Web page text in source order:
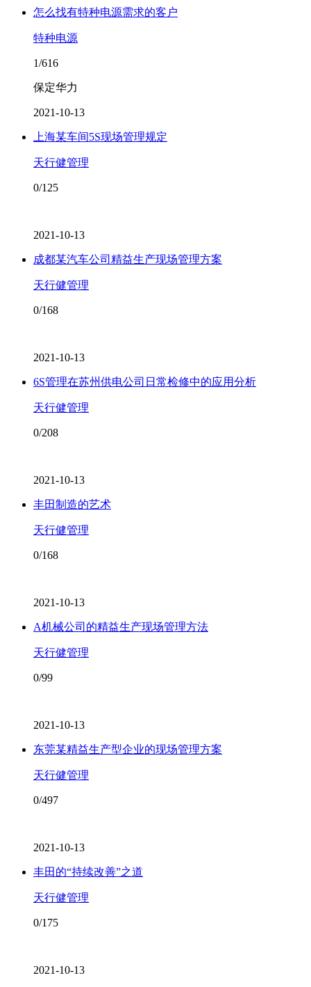
怎么找有特种电源需求的客户
特种电源
1/616
保定华力
2021-10-13
上海某车间5S现场管理规定
天行健管理
0/125
2021-10-13
成都某汽车公司精益生产现场管理方案
天行健管理
0/168
2021-10-13
6S管理在苏州供电公司日常检修中的应用分析
天行健管理
0/208
2021-10-13
丰田制造的艺术
天行健管理
0/168
2021-10-13
A机械公司的精益生产现场管理方法
天行健管理
0/99
2021-10-13
东莞某精益生产型企业的现场管理方案
天行健管理
0/497
2021-10-13
丰田的“持续改善”之道
天行健管理
0/175
2021-10-13